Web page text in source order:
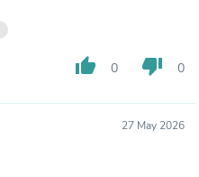
thumb_up 0 thumb_down 0
27 May 2026